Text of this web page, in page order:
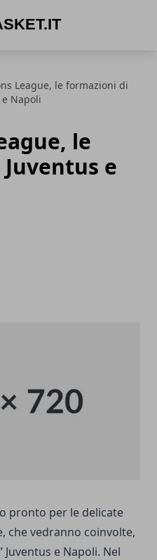
League, le formazioni di
e Napoli
le
e
pronto per le delicate
che vedranno coinvolte,
e Napoli. Nel